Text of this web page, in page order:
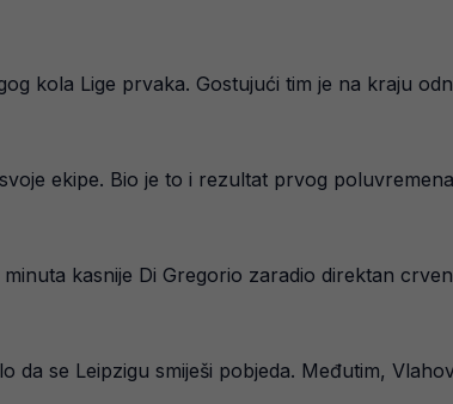
kola Lige prvaka. Gostujući tim je na kraju
ekipe. Bio je to i rezultat prvog
kasnije Di Gregorio zaradio direktan
da se Leipzigu smiješi pobjeda. Međutim,